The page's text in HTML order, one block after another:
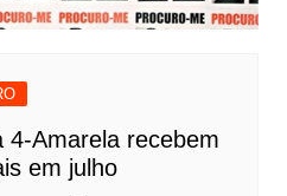
4-Amarela recebem
em julho